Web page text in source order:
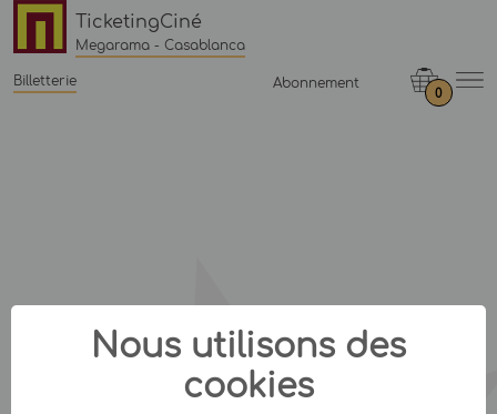
TicketingCiné
Megarama - Casablanca
Billetterie Abonnement
0
Nous utilisons des
cookies